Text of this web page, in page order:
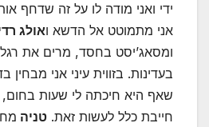
ידי ואני מודה לו על זה שדחף
אני מתמוטט אל הדשא ואולג
ומסאג’יסט בחסד, מרים את
בעדינות. בזווית עיני אני
שאף היא חיכתה לי שעות
חייבת כלל לעשות זאת. טניה